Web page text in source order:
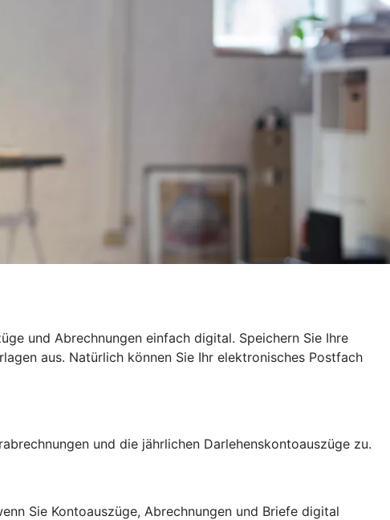
und Abrechnungen einfach digital. Speichern Sie Ihre
aus. Natürlich können Sie Ihr elektronisches Postfach
und die jährlichen Darlehenskontoauszüge zu.
Sie Kontoauszüge, Abrechnungen und Briefe digital